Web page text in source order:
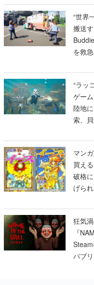
“世界
搬送
を救
“ラッ
ゲー
陸地
索、
マン
買え
破格
げら
狂気
『
パブ